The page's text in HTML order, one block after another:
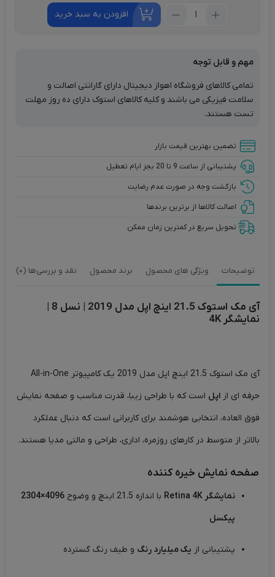
تعداد:
21.5
اینچ
اپل
|
8
|
نمایشگر
افزودن به سبد خرید
مهم و قابل توجه
تمامی کالاهای فروشگاه اهواز دیجیتال دارای گارانتی اصالت و
سلامت فیزیکی می باشند و کلیه کالاهای استوک دارای ده روز مهلت
تست هستند.
تضمین بهترین قیمت بازار
پشتیبانی از ساعت 9 تا 20 بجز ایام تعطیل
بازگشت وجه در صورت عدم رضایت
اصالت کالاها از برترین برندها
تحویل سریع در کمترین زمان ممکن
توضیحات ویژگی های محصول برند محصول نقد و بررسی‌ها (0)
نمایشگر 4K
آی مک استوک 21.5 اینچ اپل مدل 2019 یک کامپیوتر All-in-One
حرفه ای از اپل است که با طراحی زیبا، قدرت مناسب و صفحه نمایش
فوق العاده، انتخابی هوشمند برای کاربرانی است که دنبال عملکرد
بالاتر از متوسط در کارهای روزمره، اداری، طراحی و مالتی مدیا هستند.
صفحه نمایش خیره کننده
نمایشگر Retina 4K با اندازه 21.5 اینچ و وضوح
4096×2304
پیکسل
پشتیبانی از یک میلیارد رنگ و طیف رنگ گسترده